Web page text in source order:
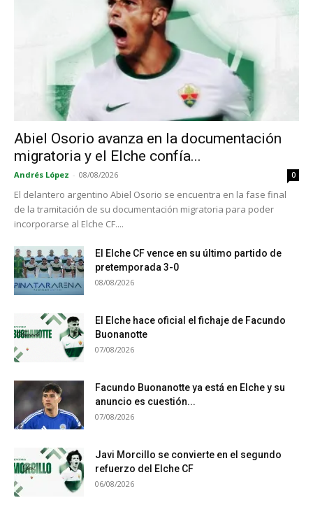
Abiel Osorio avanza en la documentación
migratoria y el Elche confía...
Andrés López - 08/08/2026 0
El delantero argentino Abiel Osorio se encuentra en la fase final
de la tramitación de su documentación migratoria para poder
incorporarse al Elche CF....
El Elche CF vence en su último partido de
pretemporada 3-0
08/08/2026
El Elche hace oficial el fichaje de Facundo
Buonanotte
07/08/2026
Facundo Buonanotte ya está en Elche y su
anuncio es cuestión...
07/08/2026
Javi Morcillo se convierte en el segundo
refuerzo del Elche CF
06/08/2026